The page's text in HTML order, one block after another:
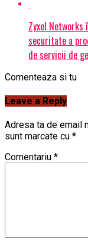
Zyxel
securitate a
de servicii de
Comenteaza si tu
Leave a Reply
Adresa ta de email
sunt marcate cu *
Comentariu *